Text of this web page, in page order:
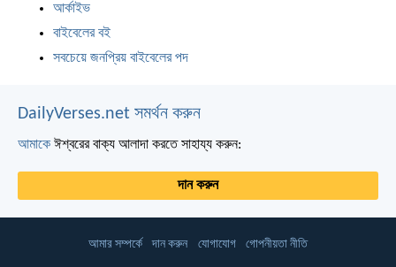
আর্কাইভ
বাইবেলের বই
সবচেয়ে জনপ্রিয় বাইবেলের পদ
DailyVerses.net সমর্থন করুন
আমাকে ঈশ্বরের বাক্য আলাদা করতে সাহায্য করুন:
দান করুন
আমার সম্পর্কে দান করুন যোগাযোগ গোপনীয়তা নীতি